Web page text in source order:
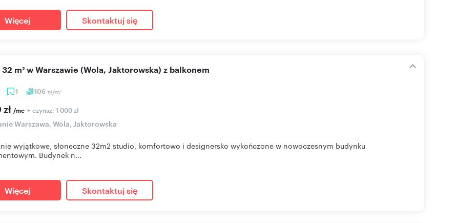
Więcej Skontaktuj się
1 106zł/m2
32 m² w Warszawie (Wola, Jaktorowska) z balkonem
/mc + czynsz: 1 000 zł
Warszawa, Wola, Jaktorowska
wyjątkowe, słoneczne 32m2 studio, komfortowo i designersko wykończone w nowoczesnym budynku
Budynek n...
Więcej Skontaktuj się